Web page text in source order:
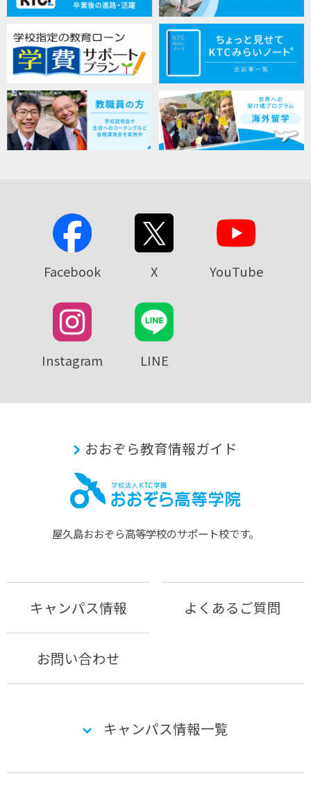
Facebook X YouTube
Instagram LINE
おおぞら教育情報ガイド
屋久島おおぞら⾼等学校のサポート校です。
キャンパス情報 よくあるご質問
お問い合わせ
キャンパス情報一覧